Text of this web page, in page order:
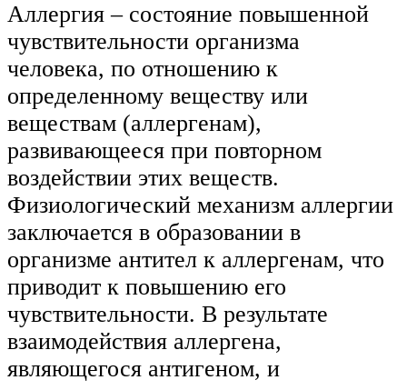
Аллергия – состояние повышенной
чувствительности организма
человека, по отношению к
определенному веществу или
веществам (аллергенам),
развивающееся при повторном
воздействии этих веществ.
Физиологический механизм аллергии
заключается в образовании в
организме антител к аллергенам, что
приводит к повышению его
чувствительности. В результате
взаимодействия аллергена,
являющегося антигеном, и